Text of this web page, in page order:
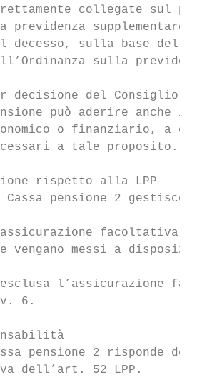
collegate sul
previdenza supplementare
decesso, sulla base della
sulla
decisione del Consiglio
può aderire anche il
o finanziario, a
a tale proposito.
rispetto alla LPP
Cassa pensione 2 gestisce
facoltativa
vengano messi a
l’assicurazione
6.
pensione 2 risponde
dell’art. 52 LPP.